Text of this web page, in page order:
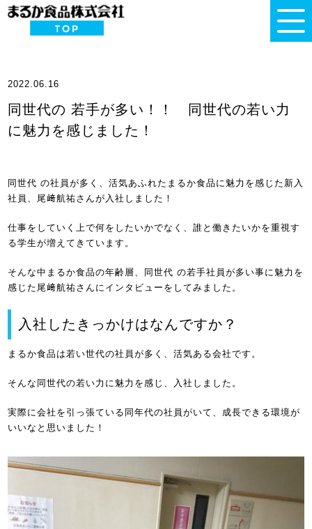
2022.06.16
同世代の 若手が多い！！ 同世代の若い力
に魅力を感じました！
同世代 の社員が多く、活気あふれたまるか食品に魅力を感じた新入
社員、尾﨑航祐さんが入社しました！
仕事をしていく上で何をしたいかでなく、誰と働きたいかを重視す
る学生が増えてきています。
そんな中まるか食品の年齢層、同世代 の若手社員が多い事に魅力を
感じた尾﨑航祐さんにインタビューをしてみました。
入社したきっかけはなんですか？
まるか食品は若い世代の社員が多く、活気ある会社です。
そんな同世代の若い力に魅力を感じ、入社しました。
実際に会社を引っ張ている同年代の社員がいて、成長できる環境が
いいなと思いました！